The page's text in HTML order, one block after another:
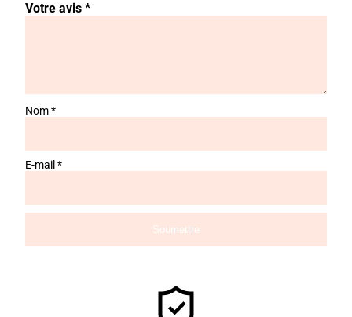
Votre avis *
Nom*
E-mail *